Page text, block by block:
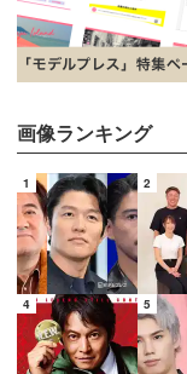
画像ランキング
1 2
4 5